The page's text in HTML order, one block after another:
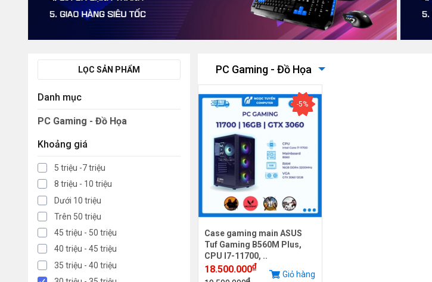
LỌC SẢN PHẨM
Danh mục
PC Gaming - Đồ Họa
Khoảng giá
5 triệu -7 triệu
8 triệu - 10 triệu
Dưới 10 triệu
Trên 50 triệu
45 triệu - 50 triệu
40 triệu - 45 triệu
35 triệu - 40 triệu
PC Gaming - Đồ Họa
-5%
Case gaming main ASUS
Tuf Gaming B560M Plus,
CPU I7-11700, ..
18.500.000₫
₫
Giỏ hàng